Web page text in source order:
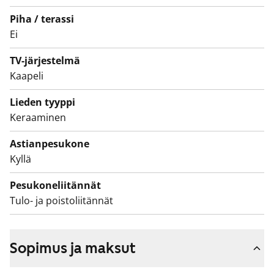
Piha / terassi
Ei
TV-järjestelmä
Kaapeli
Lieden tyyppi
Keraaminen
Astianpesukone
Kyllä
Pesukoneliitännät
Tulo- ja poistoliitännät
Sopimus ja maksut